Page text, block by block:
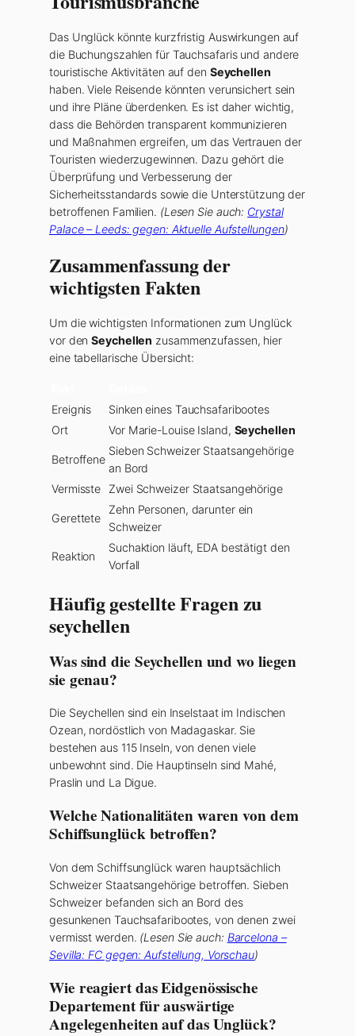
Das Unglück könnte kurzfristig Auswirkungen auf
die Buchungszahlen für Tauchsafaris und andere
touristische Aktivitäten auf den Seychellen
haben. Viele Reisende könnten verunsichert sein
und ihre Pläne überdenken. Es ist daher wichtig,
dass die Behörden transparent kommunizieren
und Maßnahmen ergreifen, um das Vertrauen der
Touristen wiederzugewinnen. Dazu gehört die
Überprüfung und Verbesserung der
Sicherheitsstandards sowie die Unterstützung der
betroffenen Familien. (Lesen Sie auch: Crystal
Palace – Leeds: gegen: Aktuelle Aufstellungen)
Zusammenfassung der
wichtigsten Fakten
Um die wichtigsten Informationen zum Unglück
vor denSeychellen zusammenzufassen, hier
eine tabellarische Übersicht:
Ereignis
Sinken eines Tauchsafaribootes
Ort
Vor Marie-Louise Island, Seychellen
Betroffene
Sieben Schweizer Staatsangehörige
an Bord
Vermisste
Zwei Schweizer Staatsangehörige
Gerettete
Zehn Personen, darunter ein
Schweizer
Reaktion
Suchaktion läuft, EDA bestätigt den
Vorfall
Häufig gestellte Fragen zu
seychellen
Was sind die Seychellen und wo liegen
sie genau?
Die Seychellen sind ein Inselstaat im Indischen
Ozean, nordöstlich von Madagaskar. Sie
bestehen aus 115 Inseln, von denen viele
unbewohnt sind. Die Hauptinseln sind Mahé,
Praslin und La Digue.
Welche Nationalitäten waren von dem
Schiffsunglück betroffen?
Von dem Schiffsunglück waren hauptsächlich
Schweizer Staatsangehörige betroffen. Sieben
Schweizer befanden sich an Bord des
gesunkenen Tauchsafaribootes, von denen zwei
vermisst werden. (Lesen Sie auch: Barcelona –
Sevilla: FC gegen: Aufstellung, Vorschau)
Wie reagiert das Eidgenössische
Departement für auswärtige
Angelegenheiten auf das Unglück?